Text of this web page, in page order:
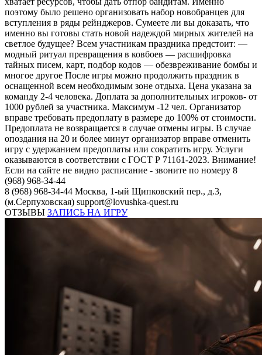
поэтому было решено организовать набор новобранцев для
вступления в ряды рейнджеров. Сумеете ли вы доказать, что
именно вы готовы стать новой надеждой мирных жителей на
светлое будущее? Всем участникам праздника предстоит: —
модный ритуал превращения в ковбоев — расшифровка
тайных писем, карт, подбор кодов — обезвреживание бомбы и
многое другое После игры можно продолжить праздник в
оснащенной всем необходимым зоне отдыха. Цена указана за
команду 2-4 человека. Доплата за дополнительных игроков- от
1000 рублей за участника. Максимум -12 чел. Организатор
вправе требовать предоплату в размере до 100% от стоимости.
Предоплата не возвращается в случае отмены игры. В случае
опоздания на 20 и более минут организатор вправе отменить
игру с удержанием предоплаты или сократить игру. Услуги
оказываются в соответствии с ГОСТ Р 71161-2023. Внимание!
Если на сайте не видно расписание - звоните по номеру 8
(968) 968-34-44
8 (968) 968-34-44 Москва, 1-ый Щипковский пер., д.3,
(м.Серпуховская) support@lovushka-quest.ru
ОТЗЫВЫ ЗАПИСЬ НА ИГРУ